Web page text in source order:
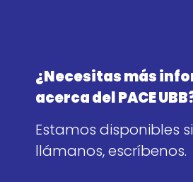
¿Necesitas más
acerca del PACE
Estamos disponibles
llámanos, escríbenos.